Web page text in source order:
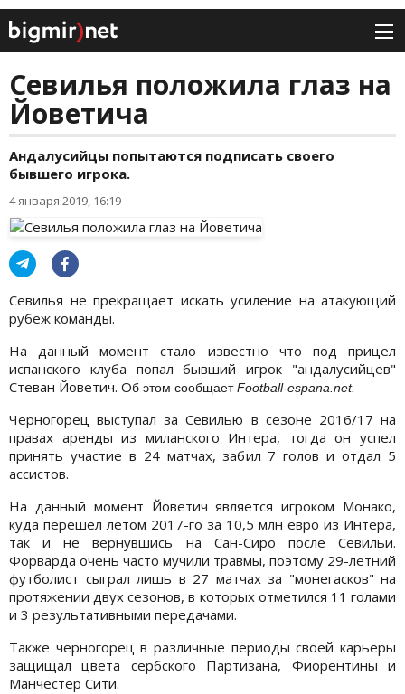
Севилья положила глаз на
Йоветича
Андалусийцы попытаются подписать своего
бывшего игрока.
4 января 2019, 16:19
Севилья не прекращает искать усиление на атакующий
рубеж команды.
На данный момент стало известно что под прицел
испанского клуба попал бывший игрок "андалусийцев"
Стеван Йоветич. Об этом сообщаетFootball-espana.net.
Черногорец выступал за Севилью в сезоне 2016/17 на
правах аренды из миланского Интера, тогда он успел
принять участие в 24 матчах, забил 7 голов и отдал 5
ассистов.
На данный момент Йоветич является игроком Монако,
куда перешел летом 2017-го за 10,5 млн евро из Интера,
так и не вернувшись на Сан-Сиро после Севильи.
Форварда очень часто мучили травмы, поэтому 29-летний
футболист сыграл лишь в 27 матчах за "монегасков" на
протяжении двух сезонов, в которых отметился 11 голами
и 3 результативными передачами.
Также черногорец в различные периоды своей карьеры
защищал цвета сербского Партизана, Фиорентины и
Манчестер Сити.